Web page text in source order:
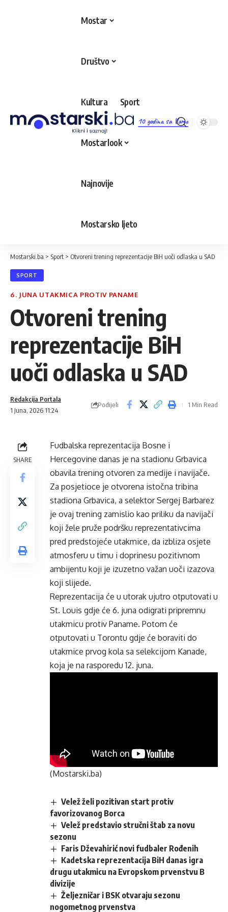
10 godina sa Vama
Mostar
Društvo
Kultura Sport
Mostarlook
Najnovije
Mostarsko ljeto
Mostarski.ba > Sport > Otvoreni trening reprezentacije BiH uoči odlaska u SAD
SPORT
6. JUNA UTAKMICA PROTIV PANAME
Otvoreni trening
reprezentacije BiH
uoči odlaska u SAD
1 Juna, 2026 11:24
Redakcija Portala
Podijeli 1 Min Read
SHARE
Fudbalska reprezentacija Bosne i
Hercegovine danas je na stadionu Grbavica
obavila trening otvoren za medije i navijače.
Za posjetioce je otvorena istočna tribina
stadiona Grbavica, a selektor Sergej Barbarez
je ovaj trening zamislio kao priliku da navijači
koji žele pruže podršku reprezentativcima
pred predstojeće utakmice, da izbliza osjete
atmosferu u timu i doprinesu pozitivnom
ambijentu koji je izuzetno važan uoči izazova
koji slijede.
Reprezentacija će u utorak ujutro otputovati u
St. Louis gdje će 6. juna odigrati pripremnu
utakmicu protiv Paname. Potom će
otputovati u Torontu gdje će boraviti do
utakmice prvog kola sa selekcijom Kanade,
koja je na rasporedu 12. juna.
(Mostarski.ba)
Velež želi pozitivan start protiv
favorizovanog Borca
Velež predstavio stručni štab za novu
sezonu
Faris Dževahirić novi fudbaler Rođenih
Kadetska reprezentacija BiH danas igra
drugu utakmicu na Evropskom prvenstvu B
divizije
Željezničar i BSK otvaraju sezonu
nogometnog prvenstva